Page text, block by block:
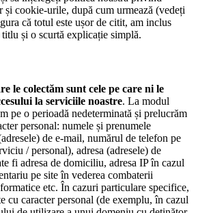
și cookie-urile, după cum urmează (vedeți
că totul este ușor de citit, am inclus
și o scurtă explicație simplă.
le colectăm sunt cele pe care ni le
la serviciile noastre. La modul
pe o perioadă nedeterminată și prelucrăm
personal: numele și prenumele
de e-mail, numărul de telefon pe
/ personal), adresa (adresele) de
fi adresa de domiciliu, adresa IP în cazul
pe site în vederea combaterii
etc. În cazuri particulare specifice,
cu caracter personal (de exemplu, în cazul